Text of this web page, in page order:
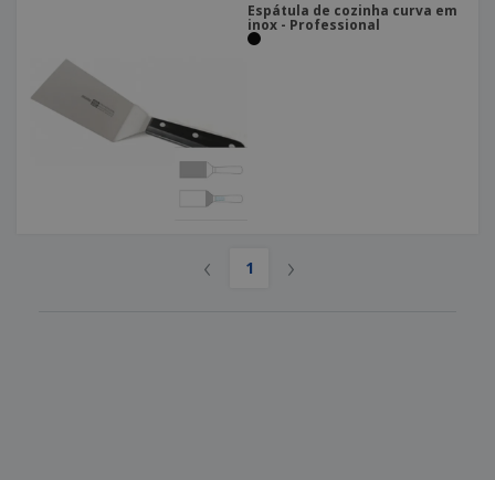
Espátula de cozinha curva em
inox - Professional
‹ 1 ›